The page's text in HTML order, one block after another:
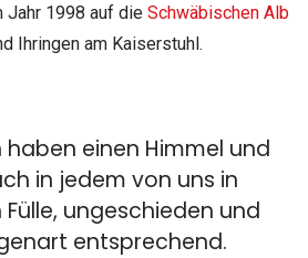
Jahr 1998 auf die Schwäbischen Alb
Ihringen am Kaiserstuhl.
haben einen Himmel und
in jedem von uns in
ungeschieden und
entsprechend.